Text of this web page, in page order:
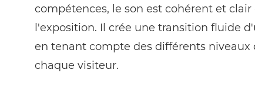
compétences, le son est cohérent et
l'exposition. Il crée une transition fluide
en tenant compte des différents niveaux
chaque visiteur.